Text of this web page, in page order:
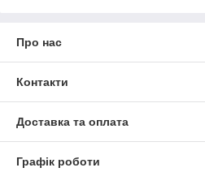
Про нас
Контакти
Доставка та оплата
Графік роботи